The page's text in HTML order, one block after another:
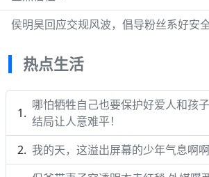
侯明昊回应交规风波，倡导粉丝系好安
热点生活
哪怕牺牲自己也要保护好爱人和孩
结局让人意难平！
我的天，这溢出屏幕的少年气息啊啊